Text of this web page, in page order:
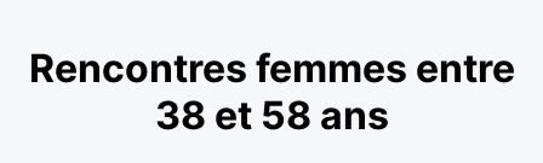
Rencontres femmes entre
38 et 58 ans